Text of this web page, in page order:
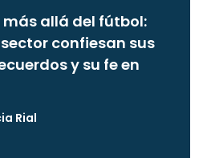
más allá del fútbol:
confiesan sus
y su fe en
Rial